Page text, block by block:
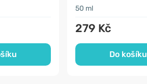
50 ml
279 Kč
Do košíku